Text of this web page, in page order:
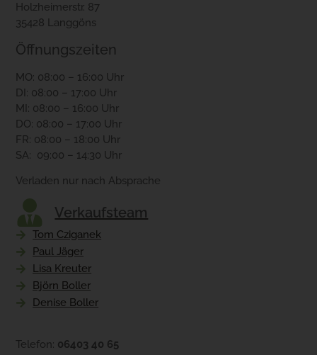
Holzheimerstr. 87
35428 Langgöns
Öffnungszeiten
MO: 08:00 – 16:00 Uhr
DI: 08:00 – 17:00 Uhr
MI: 08:00 – 16:00 Uhr
DO: 08:00 – 17:00 Uhr
FR: 08:00 – 18:00 Uhr
SA: 09:00 – 14:30 Uhr
Verladen nur nach Absprache
Verkaufsteam
Tom Cziganek
Paul Jäger
Lisa Kreuter
Björn Boller
Denise Boller
Telefon: 06403 40 65